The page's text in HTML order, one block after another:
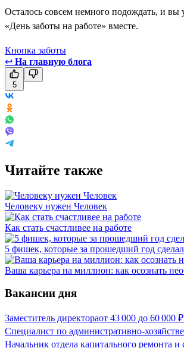
Осталось совсем немного подождать, и вы
«День заботы на работе» вместе.
Кнопка заботы
↩ На главную блога
5
Читайте также
Человеку нужен Человек
Как стать счастливее на работе
5 фишек, которые за прошедший год
Ваша карьера на миллион: как осознать
Вакансии дня
Заместитель директораот 43 000 до 60 000 ₽
Специалист по административно-
Начальник отдела капитального ремонта и